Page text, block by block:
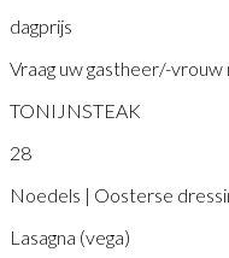
dagprijs
Vraag uw gastheer/-vrouw
TONIJNSTEAK
28
Noedels | Oosterse
Lasagna (vega)